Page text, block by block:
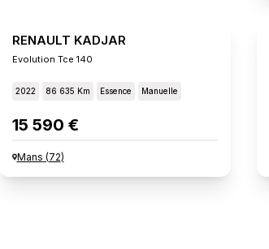
RENAULT KADJAR
Evolution Tce 140
2022 86 635 Km Essence Manuelle
15 590 €
Mans (72)